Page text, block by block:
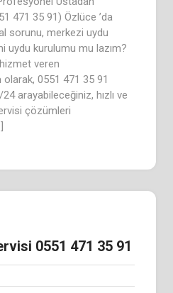
471 35 91) Özlüce ’da
sorunu, merkezi uydu
uydu kurulumu mu lazım?
hizmet veren
0551 471 35 91
arayabileceğiniz, hızlı ve
çözümleri
0551 471 35 91